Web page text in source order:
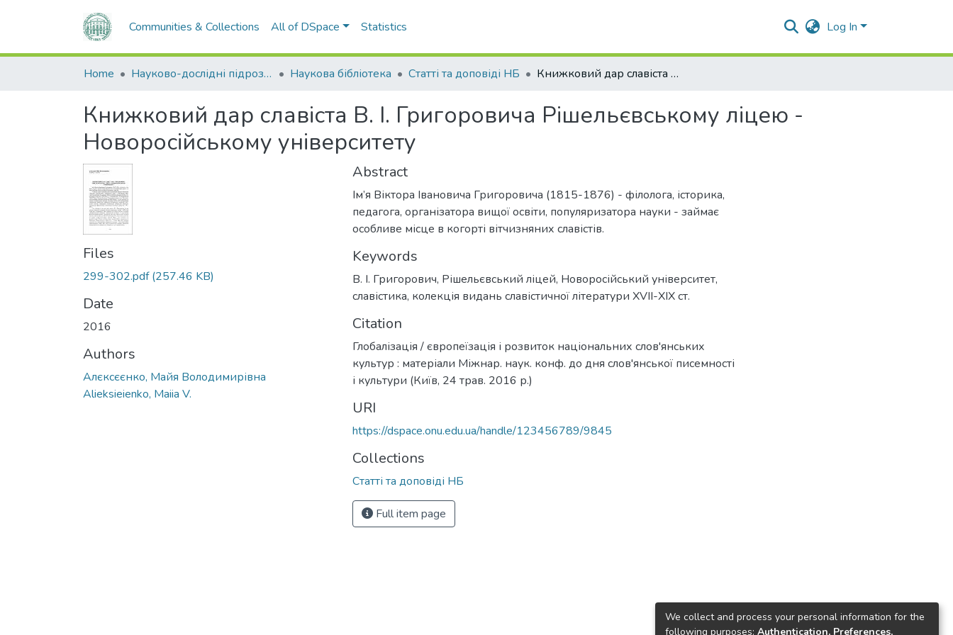
Communities & Collections All of DSpace Statistics Log In
Home Науково-дослідні підрозділи Наукова бібліотека Статті та доповіді НБ Книжковий дар славіста В. І. Григоровича Рішельєвському ліцею - Новоросійському університету
Книжковий дар славіста В. І. Григоровича Рішельєвському ліцею -
Новоросійському університету
Files
299-302.pdf(257.46 KB)
Date
2016
Authors
Алєксєєнко, Майя Володимирівна
Alieksieienko, Maiia V.
Abstract
Ім’я Віктора Івановича Григоровича (1815-1876) - філолога, історика,
педагога, організатора вищої освіти, популяризатора науки - займає
особливе місце в когорті вітчизняних славістів.
Keywords
В. І. Григорович, Рішельєвський ліцей, Новоросійський університет,
славістика, колекція видань славістичної літератури XVII-XIX ст.
Citation
Глобалізація / європеїзація і розвиток національних слов'янських
культур : матеріали Міжнар. наук. конф. до дня слов'янської писемності
і культури (Київ, 24 трав. 2016 р.)
URI
https://dspace.onu.edu.ua/handle/123456789/9845
Collections
Статті та доповіді НБ
Full item page
We collect and process your personal information for the
following purposes: Authentication, Preferences,